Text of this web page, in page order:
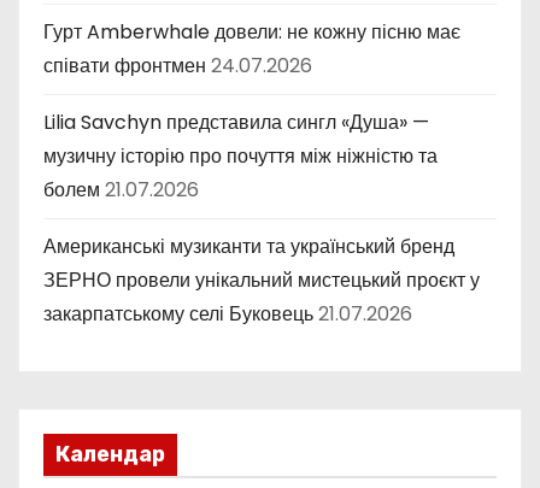
Гурт Amberwhale довели: не кожну пісню має
співати фронтмен 24.07.2026
Lilia Savchyn представила сингл «Душа» —
музичну історію про почуття між ніжністю та
болем 21.07.2026
Американські музиканти та український бренд
ЗЕРНО провели унікальний мистецький проєкт у
закарпатському селі Буковець21.07.2026
Календар